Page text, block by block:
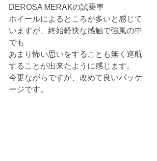
DEROSA MERAKの試乗車
ホイールによるところが多いと感じて
いますが、終始軽快な感触で強風の中
でも
あまり怖い思いをすることも無く巡航
することが出来たように感じます。
今更ながらですが、改めて良いパッケ
ージです。